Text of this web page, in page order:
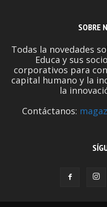
SOBRE
Todas la novedades
Educa y sus
corporativos para
capital humano y la
la
Contáctanos: